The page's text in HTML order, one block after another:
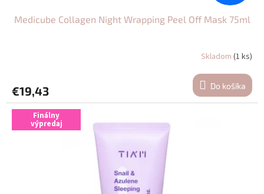
Medicube Collagen Night Wrapping Peel Off Mask 75ml
Skladom (1 ks)
€19,43 Do košíka
Finálny
výpredaj